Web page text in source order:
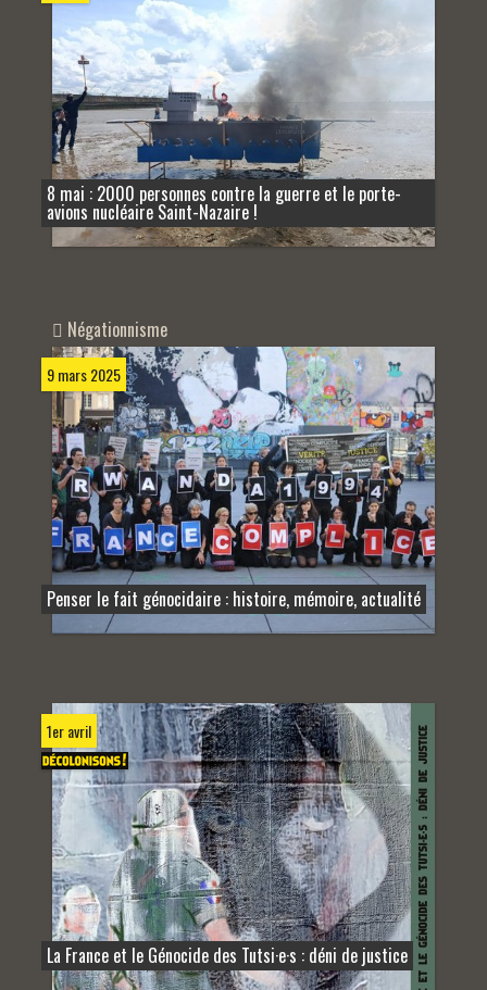
8 mai : 2000 personnes contre la guerre et le porte-
avions nucléaire Saint-Nazaire !
Négationnisme
9 mars 2025
Penser le fait génocidaire : histoire, mémoire, actualité
1er avril
La France et le Génocide des Tutsi·e·s : déni de justice